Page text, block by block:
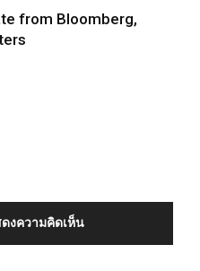
from Bloomberg,
งความคิดเห็น